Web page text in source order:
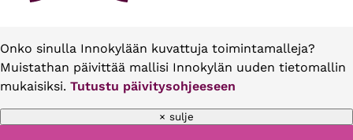
Onko sinulla Innokylään kuvattuja toimintamalleja?
Muistathan päivittää mallisi Innokylän uuden tietomallin
mukaisiksi. Tutustu päivitysohjeeseen
× sulje